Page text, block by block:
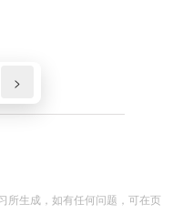
>
所生成，如有任何问题，可在页